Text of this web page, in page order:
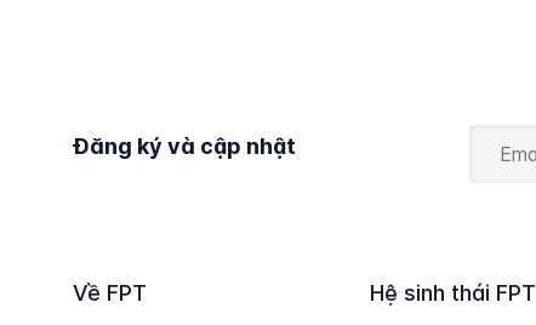
Đăng ký và cập nhật
Về FPT Hệ sinh thái FPT